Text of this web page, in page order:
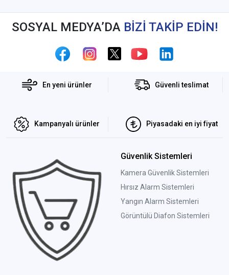
SOSYAL MEDYA’DA BİZİ TAKİP EDİN!
En yeni ürünler Güvenli teslimat
Kampanyalı ürünler Piyasadaki en iyi fiyat
Güvenlik Sistemleri
Kamera Güvenlik Sistemleri
Hırsız Alarm Sistemleri
Yangın Alarm Sistemleri
Görüntülü Diafon Sistemleri